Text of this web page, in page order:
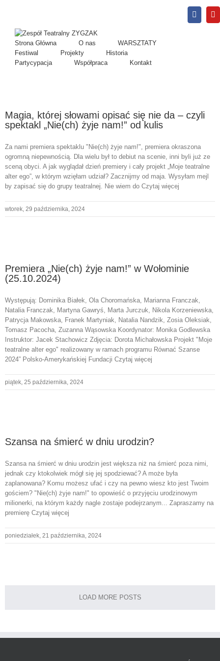
Strona Główna O nas
WARSZTATY
Festiwal
Projekty
Historia
Partycypacja
Współpraca Kontakt
Magia, której słowami opisać się nie da – czyli
spektakl „Nie(ch) żyje nam!” od kulis
Za nami premiera spektaklu "Nie(ch) żyje nam!", premiera okraszona
ogromną niepewnością. Dla wielu był to debiut na scenie, inni byli już ze
sceną obyci. A jak wyglądał dzień premiery i cały projekt „Moje teatralne
alter ego”, w którym wzięłam udział? Zacznijmy od maja. Wysyłam mejl
by zapisać się do grupy teatralnej. Nie wiem do Czytaj więcej
wtorek, 29 października, 2024
Premiera „Nie(ch) żyje nam!” w Wołominie
(25.10.2024)
Występują: Dominika Białek, Ola Choromańska, Marianna Franczak,
Natalia Franczak, Martyna Gawryś, Marta Jurczuk, Nikola Korzeniewska,
Patrycja Makowska, Franek Martyniak, Natalia Nandzik, Zosia Oleksiak,
Tomasz Pacocha, Zuzanna Wąsowska Koordynator: Monika Godlewska
Instruktor: Jacek Stachowicz Zdjęcia: Dorota Michałowska Projekt "Moje
teatralne alter ego" realizowany w ramach programu Równać Szanse
2024” Polsko-Amerykańskiej Fundacji Czytaj więcej
piątek, 25 października, 2024
Szansa na śmierć w dniu urodzin?
Szansa na śmierć w dniu urodzin jest większa niż na śmierć poza nimi,
jednak czy ktokolwiek mógł się jej spodziewać? A może była
zaplanowana? Komu możesz ufać i czy na pewno wiesz kto jest Twoim
gościem? "Nie(ch) żyje nam!" to opowieść o przyjęciu urodzinowym
milionerki, na którym każdy nagle zostaje podejrzanym... Zapraszamy na
premierę Czytaj więcej
poniedziałek, 21 października, 2024
LOAD MORE POSTS